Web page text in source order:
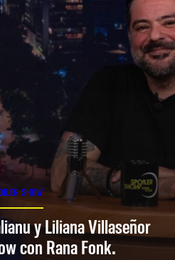
SHOW
y Liliana Villaseñor
con Rana Fonk.